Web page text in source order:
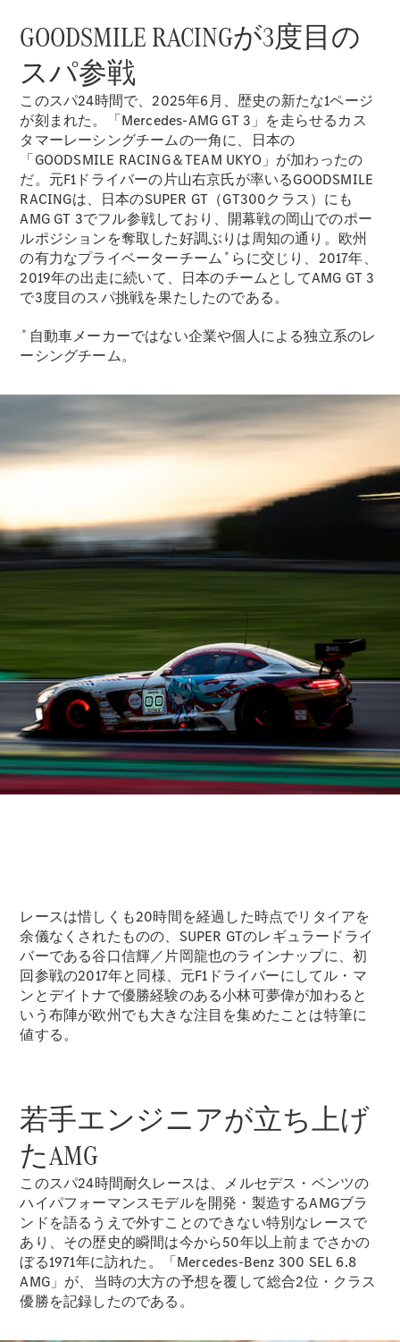
All
Stationwagon
CLA
Shooting
Brake
New電気
CLA
Shooting
Brake
C-Class
Stationwagon
C-Class All-
Terrain
E-Class
E-Class All-
Terrain
スト
オンライン
ショールー
All Compact
B-Class
試乗リクエ
スト
オンライン
ショールー
ム
All Coupé
CLE Coupé
Mercedes-
AMG GT
Coupé
Mercedes-
AMG GT
4-Door-
Coupé
New電気
試乗リクエ
スト
オンライン
ショールー
ム
Cabriolet/Roadster
GOODSMILE RACINGが3度目の
スパ参戦
このスパ24時間で、2025年6月、歴史の新たな1ページ
が刻まれた。「Mercedes-AMG GT 3」を走らせるカス
タマーレーシングチームの一角に、日本の
「GOODSMILE RACING＆TEAM UKYO」が加わったの
だ。元F1ドライバーの片山右京氏が率いるGOODSMILE
RACINGは、日本のSUPER GT（GT300クラス）にも
AMG GT 3でフル参戦しており、開幕戦の岡山でのポー
ルポジションを奪取した好調ぶりは周知の通り。欧州
の有力なプライベーターチーム ＊ らに交じり、2017年、
2019年の出走に続いて、日本のチームとしてAMG GT 3
で3度目のスパ挑戦を果たしたのである。
＊ 自動車メーカーではない企業や個人による独立系のレ
ーシングチーム。
レースは惜しくも20時間を経過した時点でリタイアを
余儀なくされたものの、SUPER GTのレギュラードライ
バーである谷口信輝／片岡龍也のラインナップに、初
回参戦の2017年と同様、元F1ドライバーにしてル・マ
ンとデイトナで優勝経験のある小林可夢偉が加わると
いう布陣が欧州でも大きな注目を集めたことは特筆に
値する。
若手エンジニアが立ち上げ
たAMG
このスパ24時間耐久レースは、メルセデス・ベンツの
ハイパフォーマンスモデルを開発・製造するAMGブラ
ンドを語るうえで外すことのできない特別なレースで
あり、その歴史的瞬間は今から50年以上前までさかの
ぼる1971年に訪れた。「Mercedes-Benz 300 SEL 6.8
AMG」が、当時の大方の予想を覆して総合2位・クラス
優勝を記録したのである。